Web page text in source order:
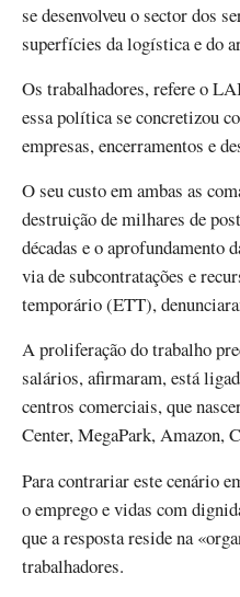
se desenvolveu o sector dos
superfícies da logística e do
Os trabalhadores, refere o
essa política se concretizou
empresas, encerramentos e
O seu custo em ambas as
destruição de milhares de
décadas e o aprofundamento
via de subcontratações e
temporário (ETT),
A proliferação do trabalho
salários, afirmaram, está
centros comerciais, que
Center, MegaPark, Amazon,
Para contrariar este cenário
o emprego e vidas com
que a resposta reside na
trabalhadores.